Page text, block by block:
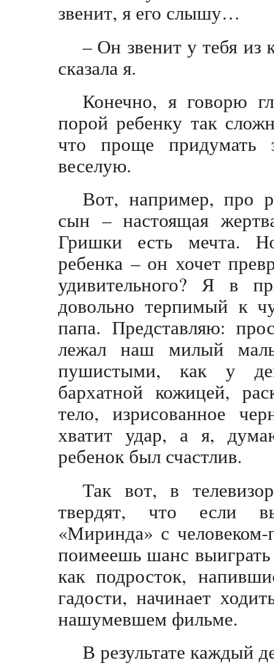
звенит, я его слышу…
– Он звенит у тебя из
сказала я.
Конечно, я говорю
порой ребенку так
что проще придумать
веселую.
Вот, например, про
сын – настоящая
Гришки есть мечта.
ребенка – он хочет
удивительного? Я в
довольно терпимый к
папа. Представляю:
лежал наш милый
пушистыми, как у
бархатной кожицей,
тело, изрисованное
хватит удар, а я,
ребенок был счастлив.
Так вот, в
твердят, что если
«Миринда» с человеком-
поимеешь шанс
как подросток,
гадости, начинает
нашумевшем фильме.
В результате каждый